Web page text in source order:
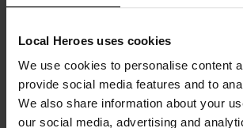
Local Heroes uses cookies
We use cookies to personalise content
provide social media features and to
We also share information about your
our social media, advertising and
ROYAL HEROES